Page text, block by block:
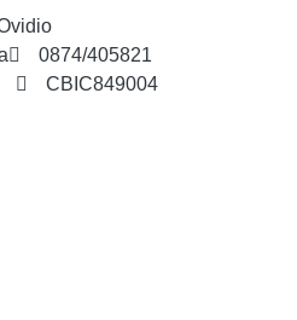
0874/405821
CBIC849004